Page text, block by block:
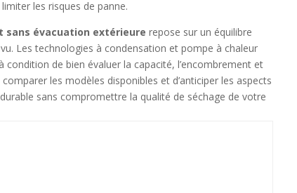
les risques de panne.
sans évacuation extérieure repose sur un équilibre
Les technologies à condensation et pompe à chaleur
de bien évaluer la capacité, l’encombrement et
les modèles disponibles et d’anticiper les aspects
sans compromettre la qualité de séchage de votre